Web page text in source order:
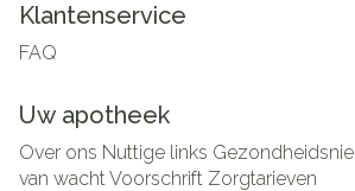
Klantenservice
FAQ
Uw apotheek
Over ons Nuttige links
van wachtVoorschrift Zorgtarieven